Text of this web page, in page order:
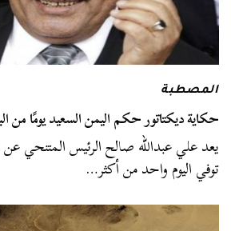
المصطبة
حكاية ديكتاتور حكم اليمن السعيد يومًا من
يعد علي عبدالله صالح الرئيس المتنحي
توفي اليوم واحد من أكثر…